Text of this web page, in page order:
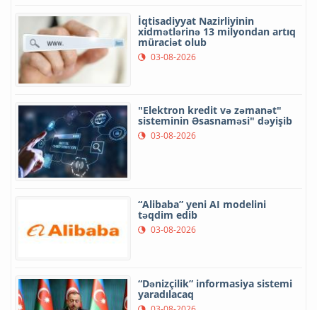
İqtisadiyyat Nazirliyinin
xidmətlərinə 13 milyondan artıq
müraciət olub
03-08-2026
"Elektron kredit və zəmanət"
sisteminin Əsasnaməsi" dəyişib
03-08-2026
“Alibaba” yeni AI modelini
təqdim edib
03-08-2026
“Dənizçilik” informasiya sistemi
yaradılacaq